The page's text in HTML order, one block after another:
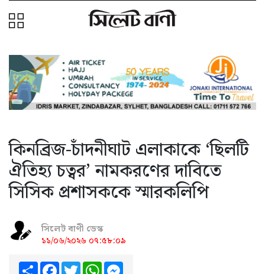
কিনব্রিজ-চাঁদনীঘাট এলাকাকে ‘ছিলটি
ঐতিহ্য চত্বর’ নামকরণের দাবিতে
সিসিক প্রশাসককে স্মারকলিপি
সিলেট বাণী ডেস্ক
১১/০৬/২০২৬ ০৭:৫৮:০৯
ShareFacebook
TwitterWhatsApp